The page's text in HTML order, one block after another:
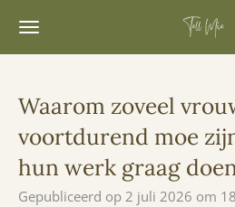
Ga
hoofdinhoud
Waarom zoveel
voortdurend moe
hun werk graag
Gepubliceerd op 2 juli 2026 om